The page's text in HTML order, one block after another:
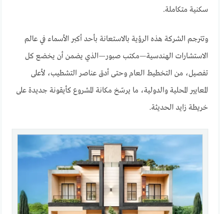
سكنية متكاملة.
وتترجم الشركة هذه الرؤية بالاستعانة بأحد أكبر الأسماء في عالم
الاستشارات الهندسية—مكتب صبور—الذي يضمن أن يخضع كل
تفصيل، من التخطيط العام وحتى أدق عناصر التشطيب، لأعلى
المعايير المحلية والدولية، ما يرسّخ مكانة المشروع كأيقونة جديدة على
خريطة زايد الحديثة.